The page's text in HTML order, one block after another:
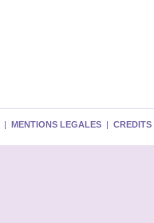
| MENTIONS LEGALES | CREDITS